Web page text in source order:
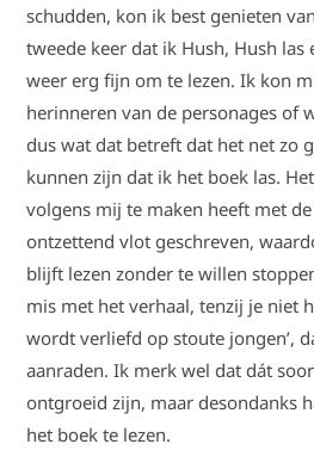
schudden, kon ik best genieten
tweede keer dat ik Hush, Hush
weer erg fijn om te lezen. Ik kon
herinneren van de personages of
dus wat dat betreft dat het net zo
kunnen zijn dat ik het boek las.
volgens mij te maken heeft met
ontzettend vlot geschreven,
blijft lezen zonder te willen
mis met het verhaal, tenzij je niet
wordt verliefd op stoute jongen’,
aanraden. Ik merk wel dat dát
ontgroeid zijn, maar desondanks
het boek te lezen.